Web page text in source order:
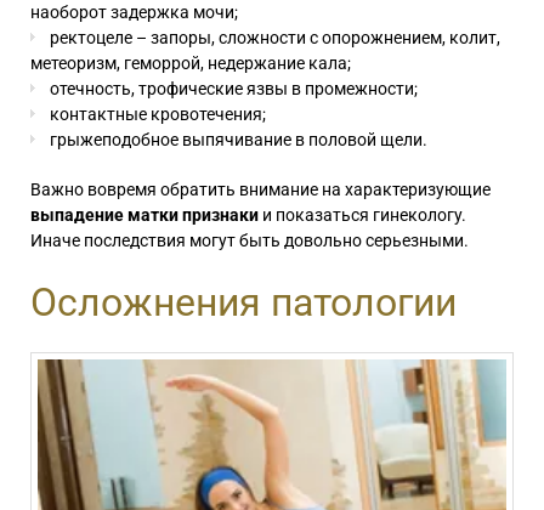
наоборот задержка мочи;
ректоцеле – запоры, сложности с опорожнением, колит,
метеоризм, геморрой, недержание кала;
отечность, трофические язвы в промежности;
контактные кровотечения;
грыжеподобное выпячивание в половой щели.
Важно вовремя обратить внимание на характеризующие
выпадение матки признаки и показаться гинекологу.
Иначе последствия могут быть довольно серьезными.
Осложнения патологии